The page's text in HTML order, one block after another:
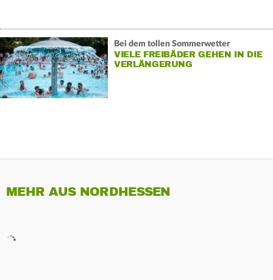
Bei dem tollen Sommerwetter
VIELE FREIBÄDER GEHEN IN DIE
VERLÄNGERUNG
MEHR AUS NORDHESSEN